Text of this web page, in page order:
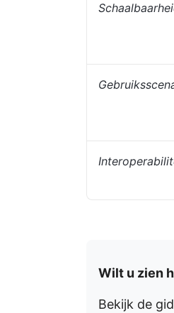
Wilt u zien
Bekijk de